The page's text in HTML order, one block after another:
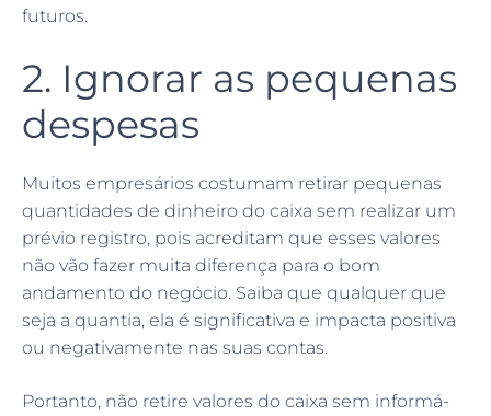
futuros.
2. Ignorar as pequenas
despesas
Muitos empresários costumam retirar pequenas
quantidades de dinheiro do caixa sem realizar um
prévio registro, pois acreditam que esses valores
não vão fazer muita diferença para o bom
andamento do negócio. Saiba que qualquer que
seja a quantia, ela é significativa e impacta positiva
ou negativamente nas suas contas.
Portanto, não retire valores do caixa sem informá-